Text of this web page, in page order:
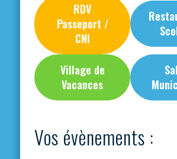
RDV
Passeport /
CNI
Village de
Vacances
Vos évènements :